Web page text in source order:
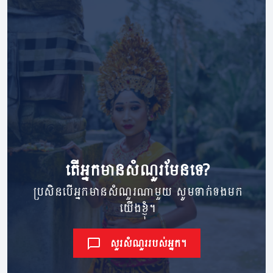
តើ​អ្នក​មាន​សំណួរ​មែនទេ?
ប្រសិនបើអ្នកមានសំណួរណាមួយ សូមទាក់ទងមក
យើងខ្ញុំ។
សួរសំណួររបស់អ្នក។